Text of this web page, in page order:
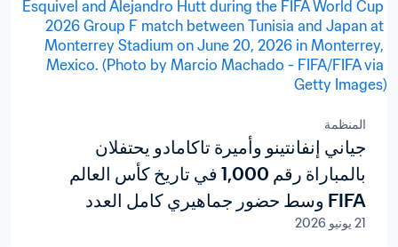
المنظمة
جياني إنفانتينو وأميرة تاكامادو يحتفلان
بالمباراة رقم 1,000 في تاريخ كأس العالم
FIFA وسط حضور جماهيري كامل العدد
21 يونيو 2026